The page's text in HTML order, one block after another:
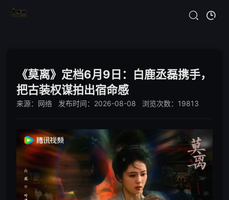
《莫离》定档6月9日：白鹿丞磊携手，
把古装权谋拍出宿命感
来源：网络 发布时间：2026-08-08 浏览次数：19813